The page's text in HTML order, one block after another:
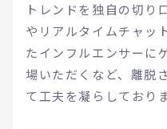
トレンドを独自の切り
やリアルタイムチャッ
たインフルエンサーに
場いただくなど、離脱
て工夫を凝らしており